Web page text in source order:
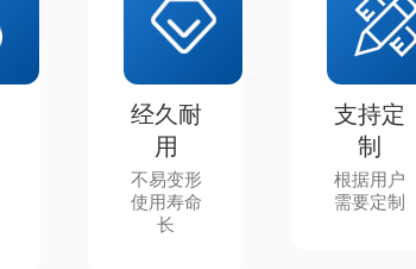
经久耐
用
不易变形
使用寿命
长
支持定
制
根据用户
需要定制